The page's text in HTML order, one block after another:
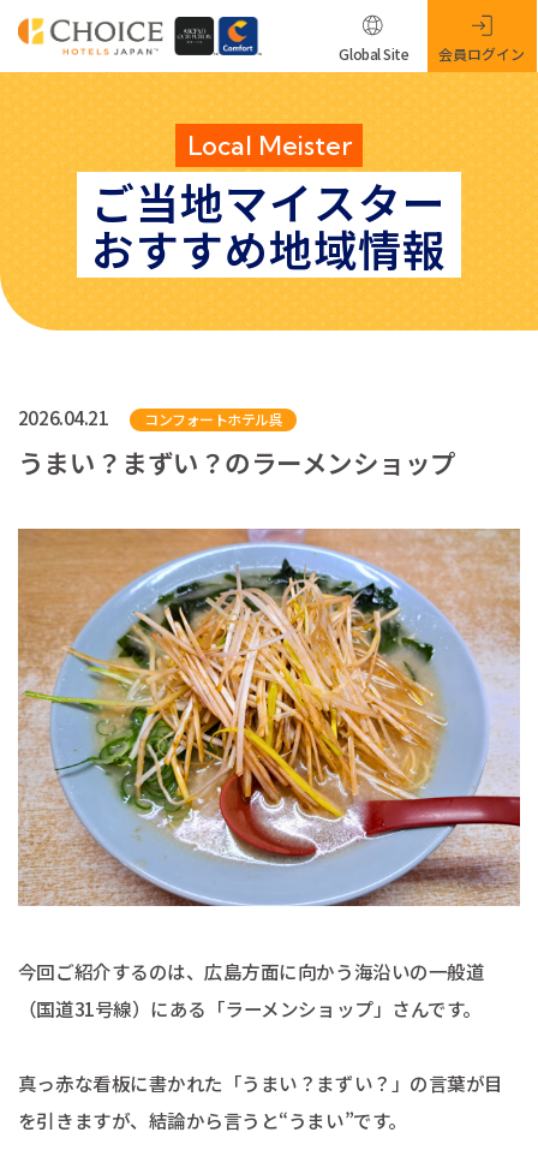
Local Meister
ご当地マイスター
おすすめ地域情報
Global Site 会員ログイン
2026.04.21 コンフォートホテル呉
うまい？まずい？のラーメンショップ
今回ご紹介するのは、広島方面に向かう海沿いの一般道
（国道31号線）にある「ラーメンショップ」さんです。
真っ赤な看板に書かれた「うまい？まずい？」の言葉が目
を引きますが、結論から言うと“うまい”です。